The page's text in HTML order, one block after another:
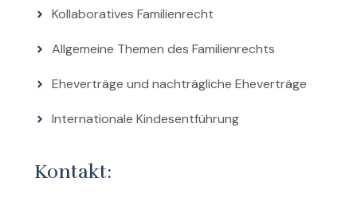
Kollaboratives Familienrecht
Allgemeine Themen des Familienrechts
Eheverträge und nachträgliche Eheverträge
Internationale Kindesentführung
Kontakt: